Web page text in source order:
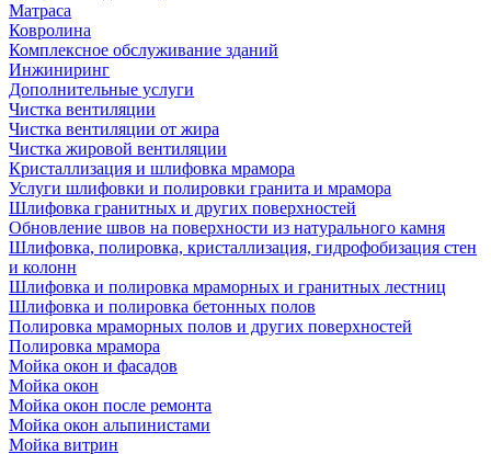
Матраса
Ковролина
Комплексное обслуживание зданий
Инжиниринг
Дополнительные услуги
Чистка вентиляции
Чистка вентиляции от жира
Чистка жировой вентиляции
Кристаллизация и шлифовка мрамора
Услуги шлифовки и полировки гранита и мрамора
Шлифовка гранитных и других поверхностей
Обновление швов на поверхности из натурального камня
Шлифовка, полировка, кристаллизация, гидрофобизация стен
и колонн
Шлифовка и полировка мраморных и гранитных лестниц
Шлифовка и полировка бетонных полов
Полировка мраморных полов и других поверхностей
Полировка мрамора
Мойка окон и фасадов
Мойка окон
Мойка окон после ремонта
Мойка окон альпинистами
Мойка витрин